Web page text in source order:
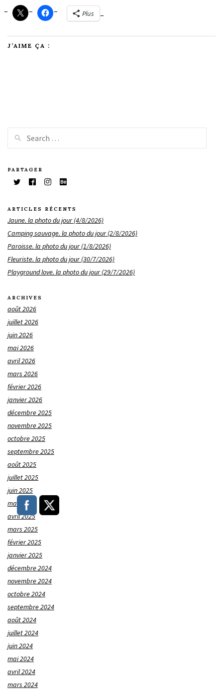
Plus
J’AIME ÇA :
PARTAGER
ARTICLES RÉCENTS
Jaune. la photo du jour (4/8/2026)
Camping sauvage. la photo du jour (2/8/2026)
Paroisse. la photo du jour (1/8/2026)
Fleuriste. la photo du jour (30/7/2026)
Playground love. la photo du jour (29/7/2026)
ARCHIVES
août 2026
juillet 2026
juin 2026
mai 2026
avril 2026
mars 2026
février 2026
janvier 2026
décembre 2025
novembre 2025
octobre 2025
septembre 2025
août 2025
juillet 2025
juin 2025
mai 2025
avril 2025
mars 2025
février 2025
janvier 2025
décembre 2024
novembre 2024
octobre 2024
septembre 2024
août 2024
juillet 2024
juin 2024
mai 2024
avril 2024
mars 2024